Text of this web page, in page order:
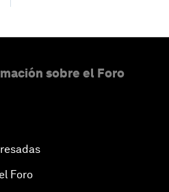
sobre el Foro
Foro